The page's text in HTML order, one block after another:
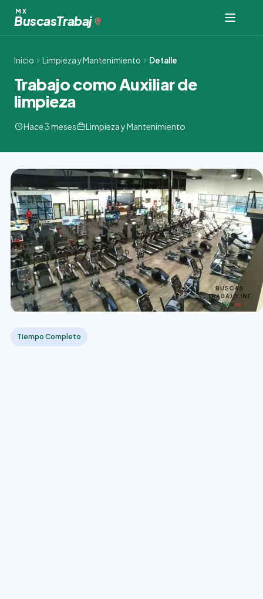
contenido
MX
BuscasTrabaj
Inicio Limpieza y Mantenimiento Detalle
Trabajo como Auxiliar de
limpieza
Hace 3 meses Limpieza y Mantenimiento
Tiempo Completo